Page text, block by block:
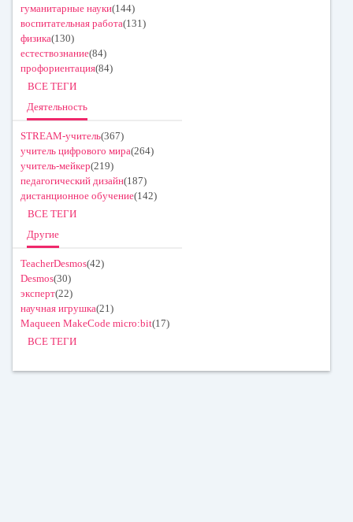
гуманитарные науки(144)
воспитательная работа(131)
физика(130)
естествознание(84)
профориентация(84)
ВСЕ ТЕГИ
Деятельность
STREAM-учитель(367)
учитель цифрового мира(264)
учитель-мейкер(219)
педагогический дизайн(187)
дистанционное обучение(142)
ВСЕ ТЕГИ
Другие
TeacherDesmos(42)
Desmos(30)
эксперт(22)
научная игрушка(21)
Maqueen MakeCode micro:bit(17)
ВСЕ ТЕГИ